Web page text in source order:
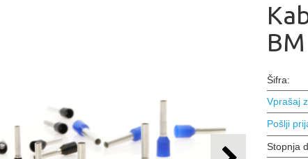
Šifra:
Vprašaj
Pošlji
Stopnja